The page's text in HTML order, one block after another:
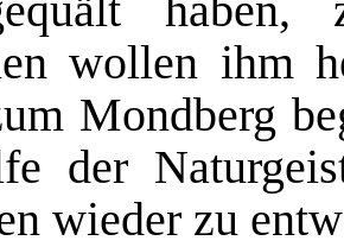
wollen ihm
Mondberg
der
wieder zu